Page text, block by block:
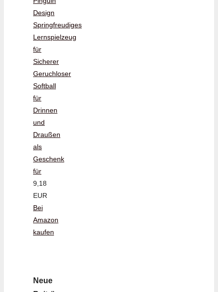
Design
Springfreudiges
Lernspielzeug
für
Sicherer
Geruchloser
Softball
für
Drinnen
und
Draußen
als
Geschenk
für
9,18
EUR
Bei
Amazon
kaufen
Neue